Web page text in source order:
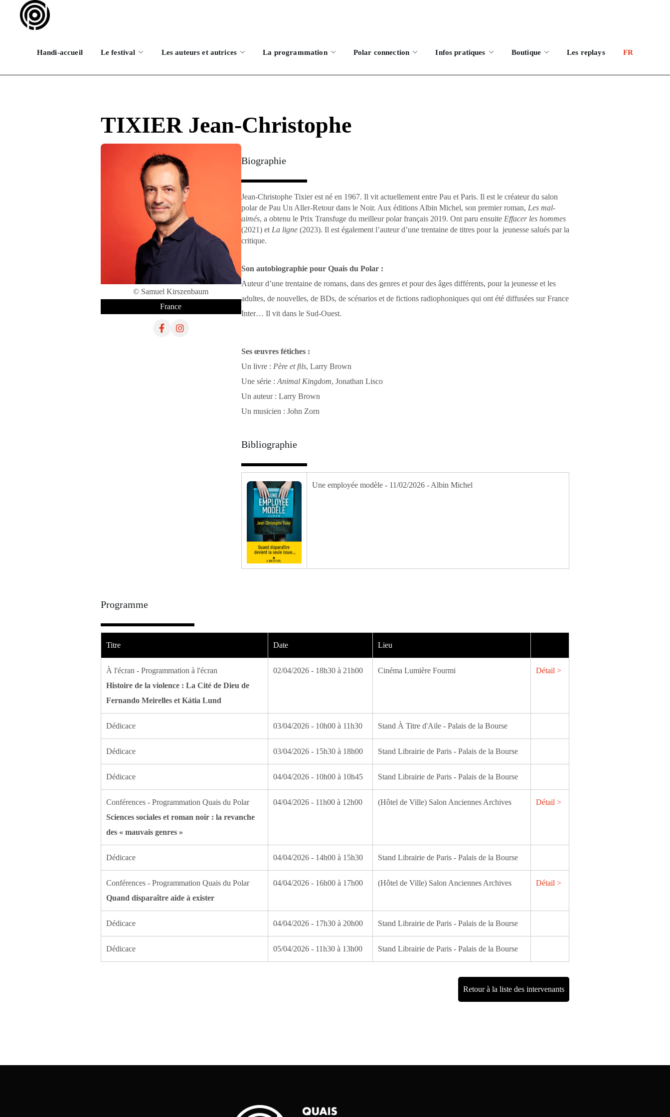
Handi-accueil Le festival Les auteurs et autrices La programmation Polar connection Infos pratiques Boutique Les replays FR
TIXIER Jean-Christophe
© Samuel Kirszenbaum
France
Biographie
Jean-Christophe Tixier est né en 1967. Il vit actuellement entre Pau et Paris. Il est le créateur du salon
polar de Pau Un Aller-Retour dans le Noir. Aux éditions Albin Michel, son premier roman, Les mal-
aimés, a obtenu le Prix Transfuge du meilleur polar français 2019. Ont paru ensuite Effacer les hommes
(2021) et La ligne(2023). Il est également l’auteur d’une trentaine de titres pour la jeunesse salués par la
critique.
Son autobiographie pour Quais du Polar :
Auteur d’une trentaine de romans, dans des genres et pour des âges différents, pour la jeunesse et les
adultes, de nouvelles, de BDs, de scénarios et de fictions radiophoniques qui ont été diffusées sur France
Inter… Il vit dans le Sud-Ouest.
Ses œuvres fétiches :
Un livre : Père et fils, Larry Brown
Une série : Animal Kingdom, Jonathan Lisco
Un auteur : Larry Brown
Un musicien : John Zorn
Bibliographie
Une employée modèle - 11/02/2026 - Albin Michel
Programme
Titre Date Lieu
À l'écran - Programmation à l'écran
Histoire de la violence : La Cité de Dieu de
Fernando Meirelles et Kátia Lund
02/04/2026 - 18h30 à 21h00 Cinéma Lumière Fourmi Détail >
Dédicace 03/04/2026 - 10h00 à 11h30 Stand À Titre d'Aile - Palais de la Bourse
Dédicace 03/04/2026 - 15h30 à 18h00 Stand Librairie de Paris - Palais de la Bourse
Dédicace 04/04/2026 - 10h00 à 10h45 Stand Librairie de Paris - Palais de la Bourse
Conférences - Programmation Quais du Polar
Sciences sociales et roman noir : la revanche
des « mauvais genres »
04/04/2026 - 11h00 à 12h00 (Hôtel de Ville) Salon Anciennes Archives Détail >
Dédicace 04/04/2026 - 14h00 à 15h30 Stand Librairie de Paris - Palais de la Bourse
Conférences - Programmation Quais du Polar
Quand disparaître aide à exister
04/04/2026 - 16h00 à 17h00 (Hôtel de Ville) Salon Anciennes Archives Détail >
Dédicace 04/04/2026 - 17h30 à 20h00 Stand Librairie de Paris - Palais de la Bourse
Dédicace 05/04/2026 - 11h30 à 13h00 Stand Librairie de Paris - Palais de la Bourse
Retour à la liste des intervenants